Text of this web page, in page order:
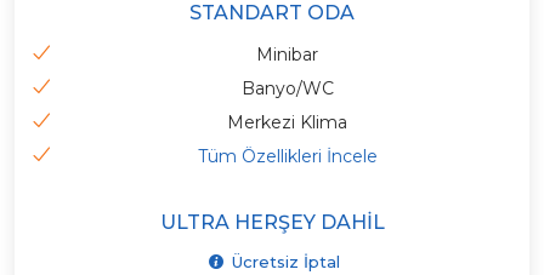
STANDART ODA
Minibar
Banyo/WC
Merkezi Klima
Tüm Özellikleri İncele
ULTRA HERŞEY DAHIL
Ücretsiz İptal